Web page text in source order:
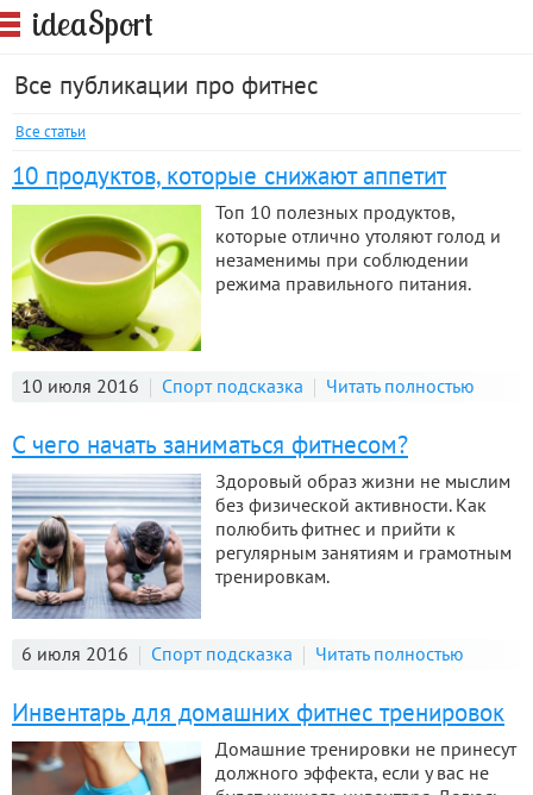
ideaSport
Все публикации про фитнес
Все статьи
10 продуктов, которые снижают аппетит
Топ 10 полезных продуктов,
которые отлично утоляют голод и
незаменимы при соблюдении
режима правильного питания.
10 июля 2016 Спорт подсказка Читать полностью
С чего начать заниматься фитнесом?
Здоровый образ жизни не мыслим
без физической активности. Как
полюбить фитнес и прийти к
регулярным занятиям и грамотным
тренировкам.
6 июля 2016 Спорт подсказка Читать полностью
Инвентарь для домашних фитнес тренировок
Домашние тренировки не принесут
должного эффекта, если у вас не